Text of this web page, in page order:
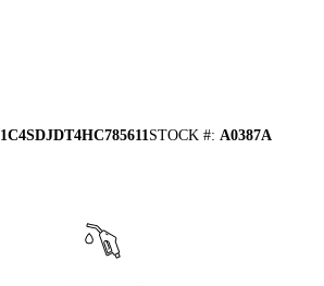
1C4SDJDT4HC785611STOCK #: A0387A